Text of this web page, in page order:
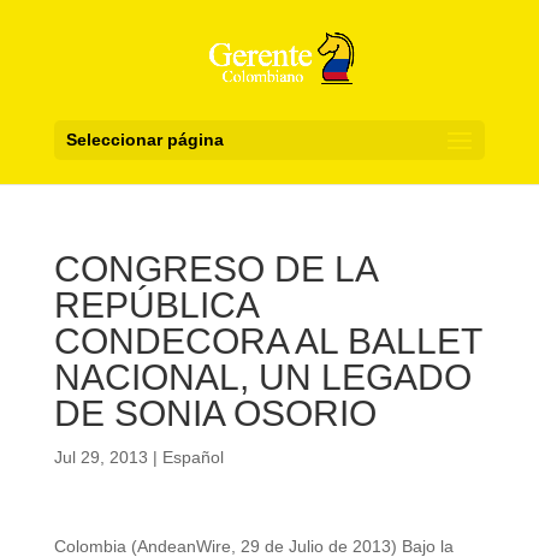
Seleccionar página
CONGRESO DE LA
REPÚBLICA
CONDECORA AL BALLET
NACIONAL, UN LEGADO
DE SONIA OSORIO
Jul 29, 2013 | Español
Colombia (AndeanWire, 29 de Julio de 2013) Bajo la